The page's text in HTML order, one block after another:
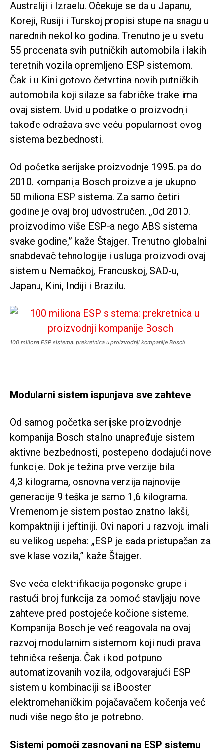
Australiji i Izraelu. Očekuje se da u Japanu,
Koreji, Rusiji i Turskoj propisi stupe na snagu u
narednih nekoliko godina. Trenutno je u svetu
55 procenata svih putničkih automobila i lakih
teretnih vozila opremljeno ESP sistemom.
Čak i u Kini gotovo četvrtina novih putničkih
automobila koji silaze sa fabričke trake ima
ovaj sistem. Uvid u podatke o proizvodnji
takođe odražava sve veću popularnost ovog
sistema bezbednosti.
Od početka serijske proizvodnje 1995. pa do
2010. kompanija Bosch proizvela je ukupno
50 miliona ESP sistema. Za samo četiri
godine je ovaj broj udvostručen. „Od 2010.
proizvodimo više ESP-a nego ABS sistema
svake godine,” kaže Štajger. Trenutno globalni
snabdevač tehnologije i usluga proizvodi ovaj
sistem u Nemačkoj, Francuskoj, SAD-u,
Japanu, Kini, Indiji i Brazilu.
100 miliona ESP sistema: prekretnica u proizvodnji kompanije Bosch
Modularni sistem ispunjava sve zahteve
Od samog početka serijske proizvodnje
kompanija Bosch stalno unapređuje sistem
aktivne bezbednosti, postepeno dodajući nove
funkcije. Dok je težina prve verzije bila
4,3 kilograma, osnovna verzija najnovije
generacije 9 teška je samo 1,6 kilograma.
Vremenom je sistem postao znatno lakši,
kompaktniji i jeftiniji. Ovi napori u razvoju imali
su velikog uspeha: „ESP je sada pristupačan za
sve klase vozila,” kaže Štajger.
Sve veća elektrifikacija pogonske grupe i
rastući broj funkcija za pomoć stavljaju nove
zahteve pred postojeće kočione sisteme.
Kompanija Bosch je već reagovala na ovaj
razvoj modularnim sistemom koji nudi prava
tehnička rešenja. Čak i kod potpuno
automatizovanih vozila, odgovarajući ESP
sistem u kombinaciji sa iBooster
elektromehaničkim pojačavačem kočenja već
nudi više nego što je potrebno.
Sistemi pomoći zasnovani na ESP sistemu